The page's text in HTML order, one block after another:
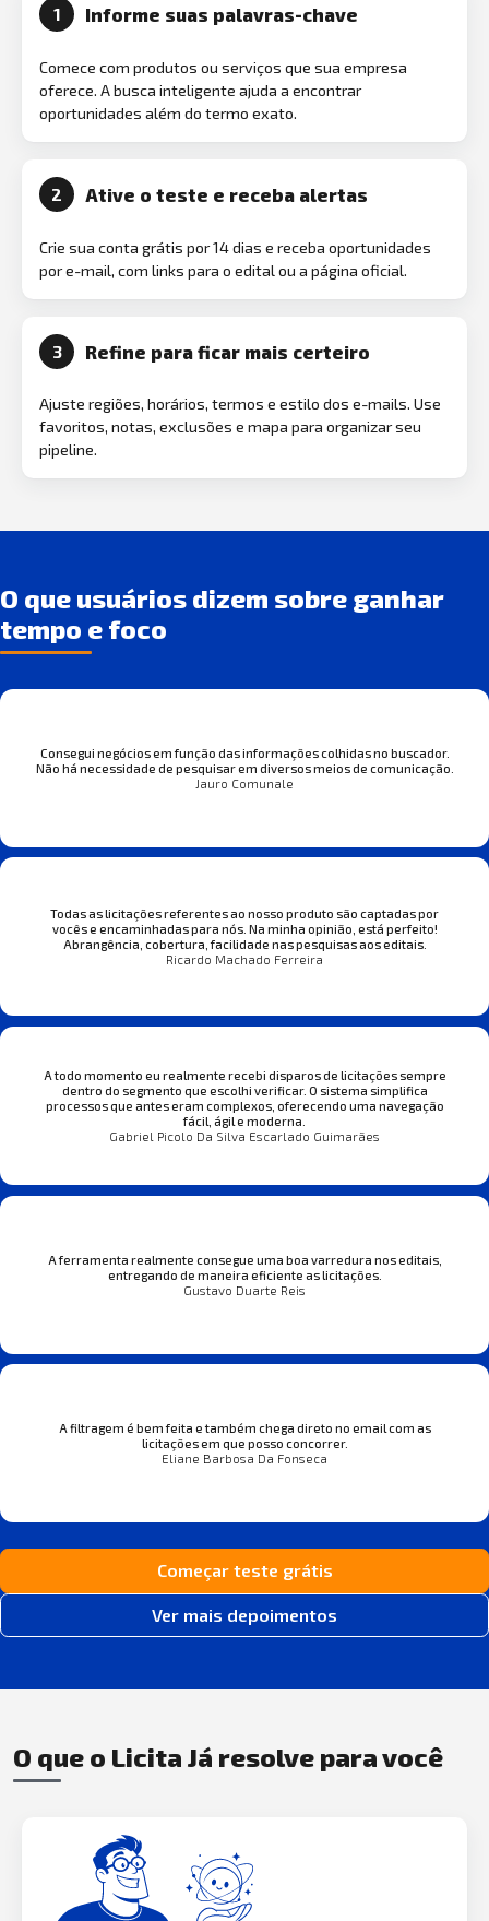
1 Informe suas palavras-chave
Comece com produtos ou serviços que sua empresa
oferece. A busca inteligente ajuda a encontrar
oportunidades além do termo exato.
2 Ative o teste e receba alertas
Crie sua conta grátis por 14 dias e receba oportunidades
por e-mail, com links para o edital ou a página oficial.
3 Refine para ficar mais certeiro
Ajuste regiões, horários, termos e estilo dos e-mails. Use
favoritos, notas, exclusões e mapa para organizar seu
pipeline.
O que usuários dizem sobre ganhar
tempo e foco
Consegui negócios em função das informações colhidas no buscador.
Não há necessidade de pesquisar em diversos meios de comunicação.
Jauro Comunale
Todas as licitações referentes ao nosso produto são captadas por
vocês e encaminhadas para nós. Na minha opinião, está perfeito!
Abrangência, cobertura, facilidade nas pesquisas aos editais.
Ricardo Machado Ferreira
A todo momento eu realmente recebi disparos de licitações sempre
dentro do segmento que escolhi verificar. O sistema simplifica
processos que antes eram complexos, oferecendo uma navegação
fácil, ágil e moderna.
Gabriel Picolo Da Silva Escarlado Guimarães
A ferramenta realmente consegue uma boa varredura nos editais,
entregando de maneira eficiente as licitações.
Gustavo Duarte Reis
A filtragem é bem feita e também chega direto no email com as
licitações em que posso concorrer.
Eliane Barbosa Da Fonseca
Começar teste grátis
Ver mais depoimentos
O que o Licita Já resolve para você